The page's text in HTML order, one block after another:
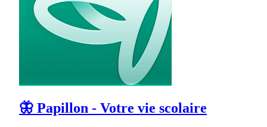
🦋 Papillon - Votre vie scolaire